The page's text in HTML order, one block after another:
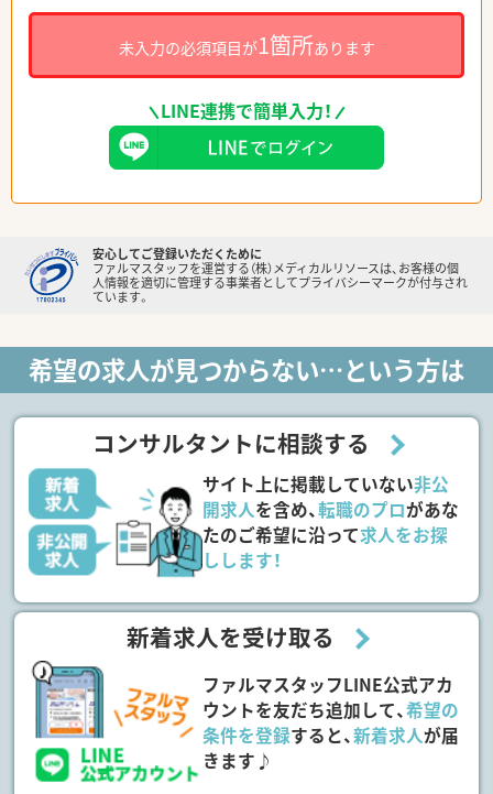
未入力の必須項目が1箇所あります
LINE連携で簡単入力！
安心してご登録いただくために
ファルマスタッフを運営する（株）メディカルリソースは、お客様の個
人情報を適切に管理する事業者としてプライバシーマークが付与され
ています。
希望の求人が見つからない…という方は
コンサルタントに相談する
サイト上に掲載していない非公
開求人を含め、転職のプロがあな
たのご希望に沿って求人をお探
しします！
新着求人を受け取る
ファルマスタッフLINE公式アカ
ウントを友だち追加して、希望の
条件を登録すると、新着求人が届
きます♪